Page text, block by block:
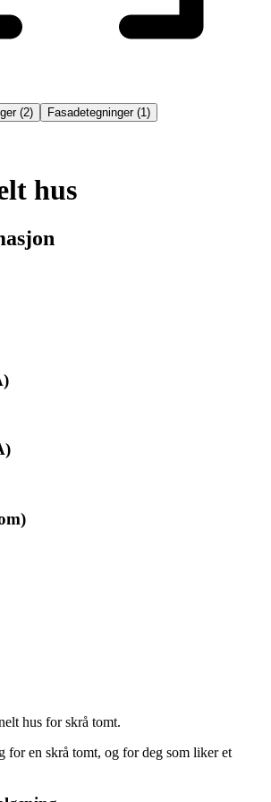
(2) Fasadetegninger(1)
hus
hus for skrå tomt.
for en skrå tomt, og for deg som liker et